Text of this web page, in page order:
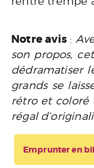
Notre avis :
son propos,
dédramatiser
grands se
rétro et coloré
régal
Emprunter en